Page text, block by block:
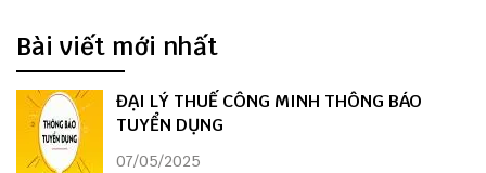
Bài viết mới nhất
ĐẠI LÝ THUẾ CÔNG MINH THÔNG BÁO
TUYỂN DỤNG
07/05/2025